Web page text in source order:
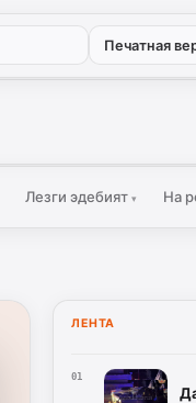
Печатная
Лезги эдебият▾ На
ЛЕНТА
01